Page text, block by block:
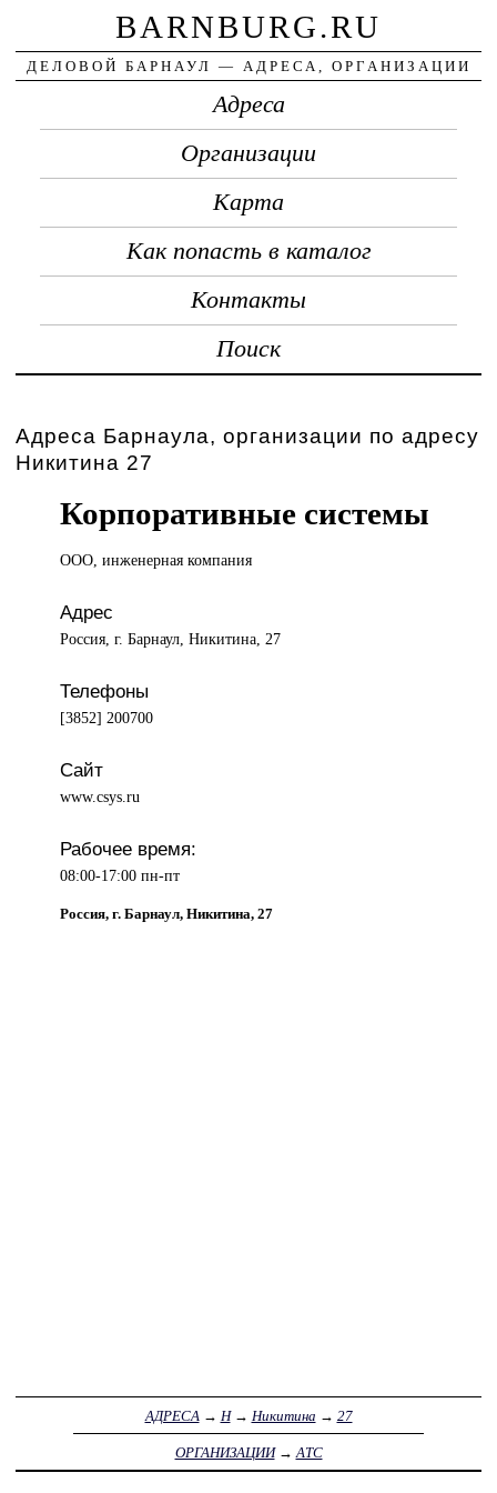
BARNBURG.RU
ДЕЛОВОЙ БАРНАУЛ — АДРЕСА, ОРГАНИЗАЦИИ
Адреса
Организации
Карта
Как попасть в каталог
Контакты
Поиск
Адреса Барнаула, организации по адресу
Никитина 27
Корпоративные системы
ООО, инженернаякомпания
Адрес
Россия, г. Барнаул, Никитина, 27
Телефоны
[3852] 200700
Сайт
www.csys.ru
Рабочее время:
08:00-17:00 пн-пт
Россия, г. Барнаул, Никитина, 27
АДРЕСА → Н→ Никитина → 27
ОРГАНИЗАЦИИ→ АТС